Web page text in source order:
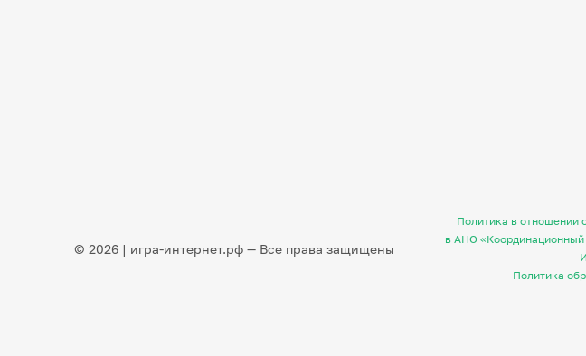
© 2026 | игра-интернет.рф — Все права защищены
Политика в отношении
в АНО «Координационный
Политика